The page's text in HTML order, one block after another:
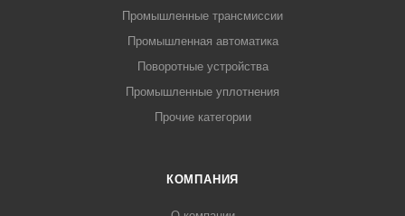
Промышленные трансмиссии
Промышленная автоматика
Поворотные устройства
Промышленные уплотнения
Прочие категории
КОМПАНИЯ